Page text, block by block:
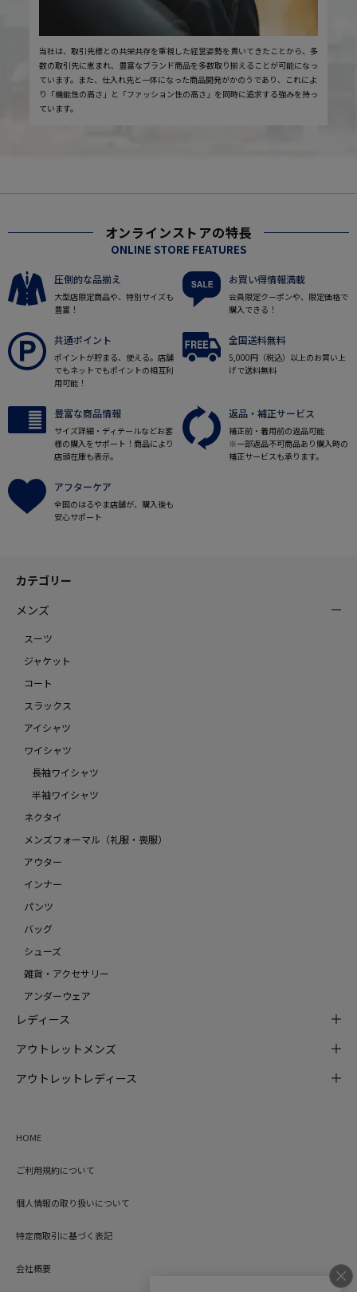
当社は、取引先様との共栄共存を重視した経営姿勢を貫いてきたことから、多
数の取引先に恵まれ、豊富なブランド商品を多数取り揃えることが可能になっ
ています。また、仕入れ先と一体になった商品開発がかのうであり、これによ
り「機能性の高さ」と「ファッション性の高さ」を同時に追求する強みを持っ
ています。
オンラインストアの特長
ONLINE STORE FEATURES
圧倒的な品揃え
大型店限定商品や、特別サイズも
豊富！
お買い得情報満載
会員限定クーポンや、限定価格で
購入できる！
共通ポイント
ポイントが貯まる、使える。店舗
でもネットでもポイントの相互利
用可能！
全国送料無料
5,000円（税込）以上のお買い上
げで送料無料
豊富な商品情報
サイズ詳細・ディテールなどお客
様の購入をサポート！商品により
店頭在庫も表示。
返品・補正サービス
補正前・着用前の返品可能
※一部返品不可商品あり購入時の
補正サービスも承ります。
アフターケア
全国のはるやま店舗が、購入後も
安心サポート
カテゴリー
メンズ
スーツ
ジャケット
コート
スラックス
アイシャツ
ワイシャツ
長袖ワイシャツ
半袖ワイシャツ
ネクタイ
メンズフォーマル（礼服・喪服）
アウター
インナー
パンツ
バッグ
シューズ
雑貨・アクセサリー
アンダーウェア
レディース
アウトレットメンズ
アウトレットレディース
HOME
ご利用規約について
個人情報の取り扱いについて
特定商取引に基づく表記
会社概要